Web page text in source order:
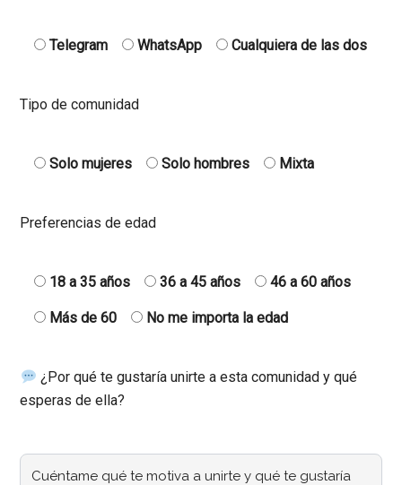
Telegram WhatsApp Cualquiera de las dos
Tipo de comunidad
Solo mujeres Solo hombres Mixta
Preferencias de edad
18 a 35 años 36 a 45 años 46 a 60 años
Más de 60 No me importa la edad
¿Por qué te gustaría unirte a esta comunidad y qué
esperas de ella?